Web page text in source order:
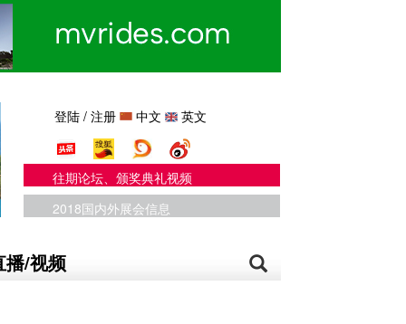
登陆 /注册 中文 英文
往期论坛、颁奖典礼视频
2018国内外展会信息
播/视频